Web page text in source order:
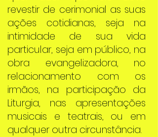
revestir de cerimonial as suas
ações cotidianas, seja na
intimidade de sua vida
particular, seja em público, na
obra evangelizadora, no
relacionamento com os
irmãos, na participação da
Liturgia, nas apresentações
musicais e teatrais, ou em
qualquer outra circunstância.